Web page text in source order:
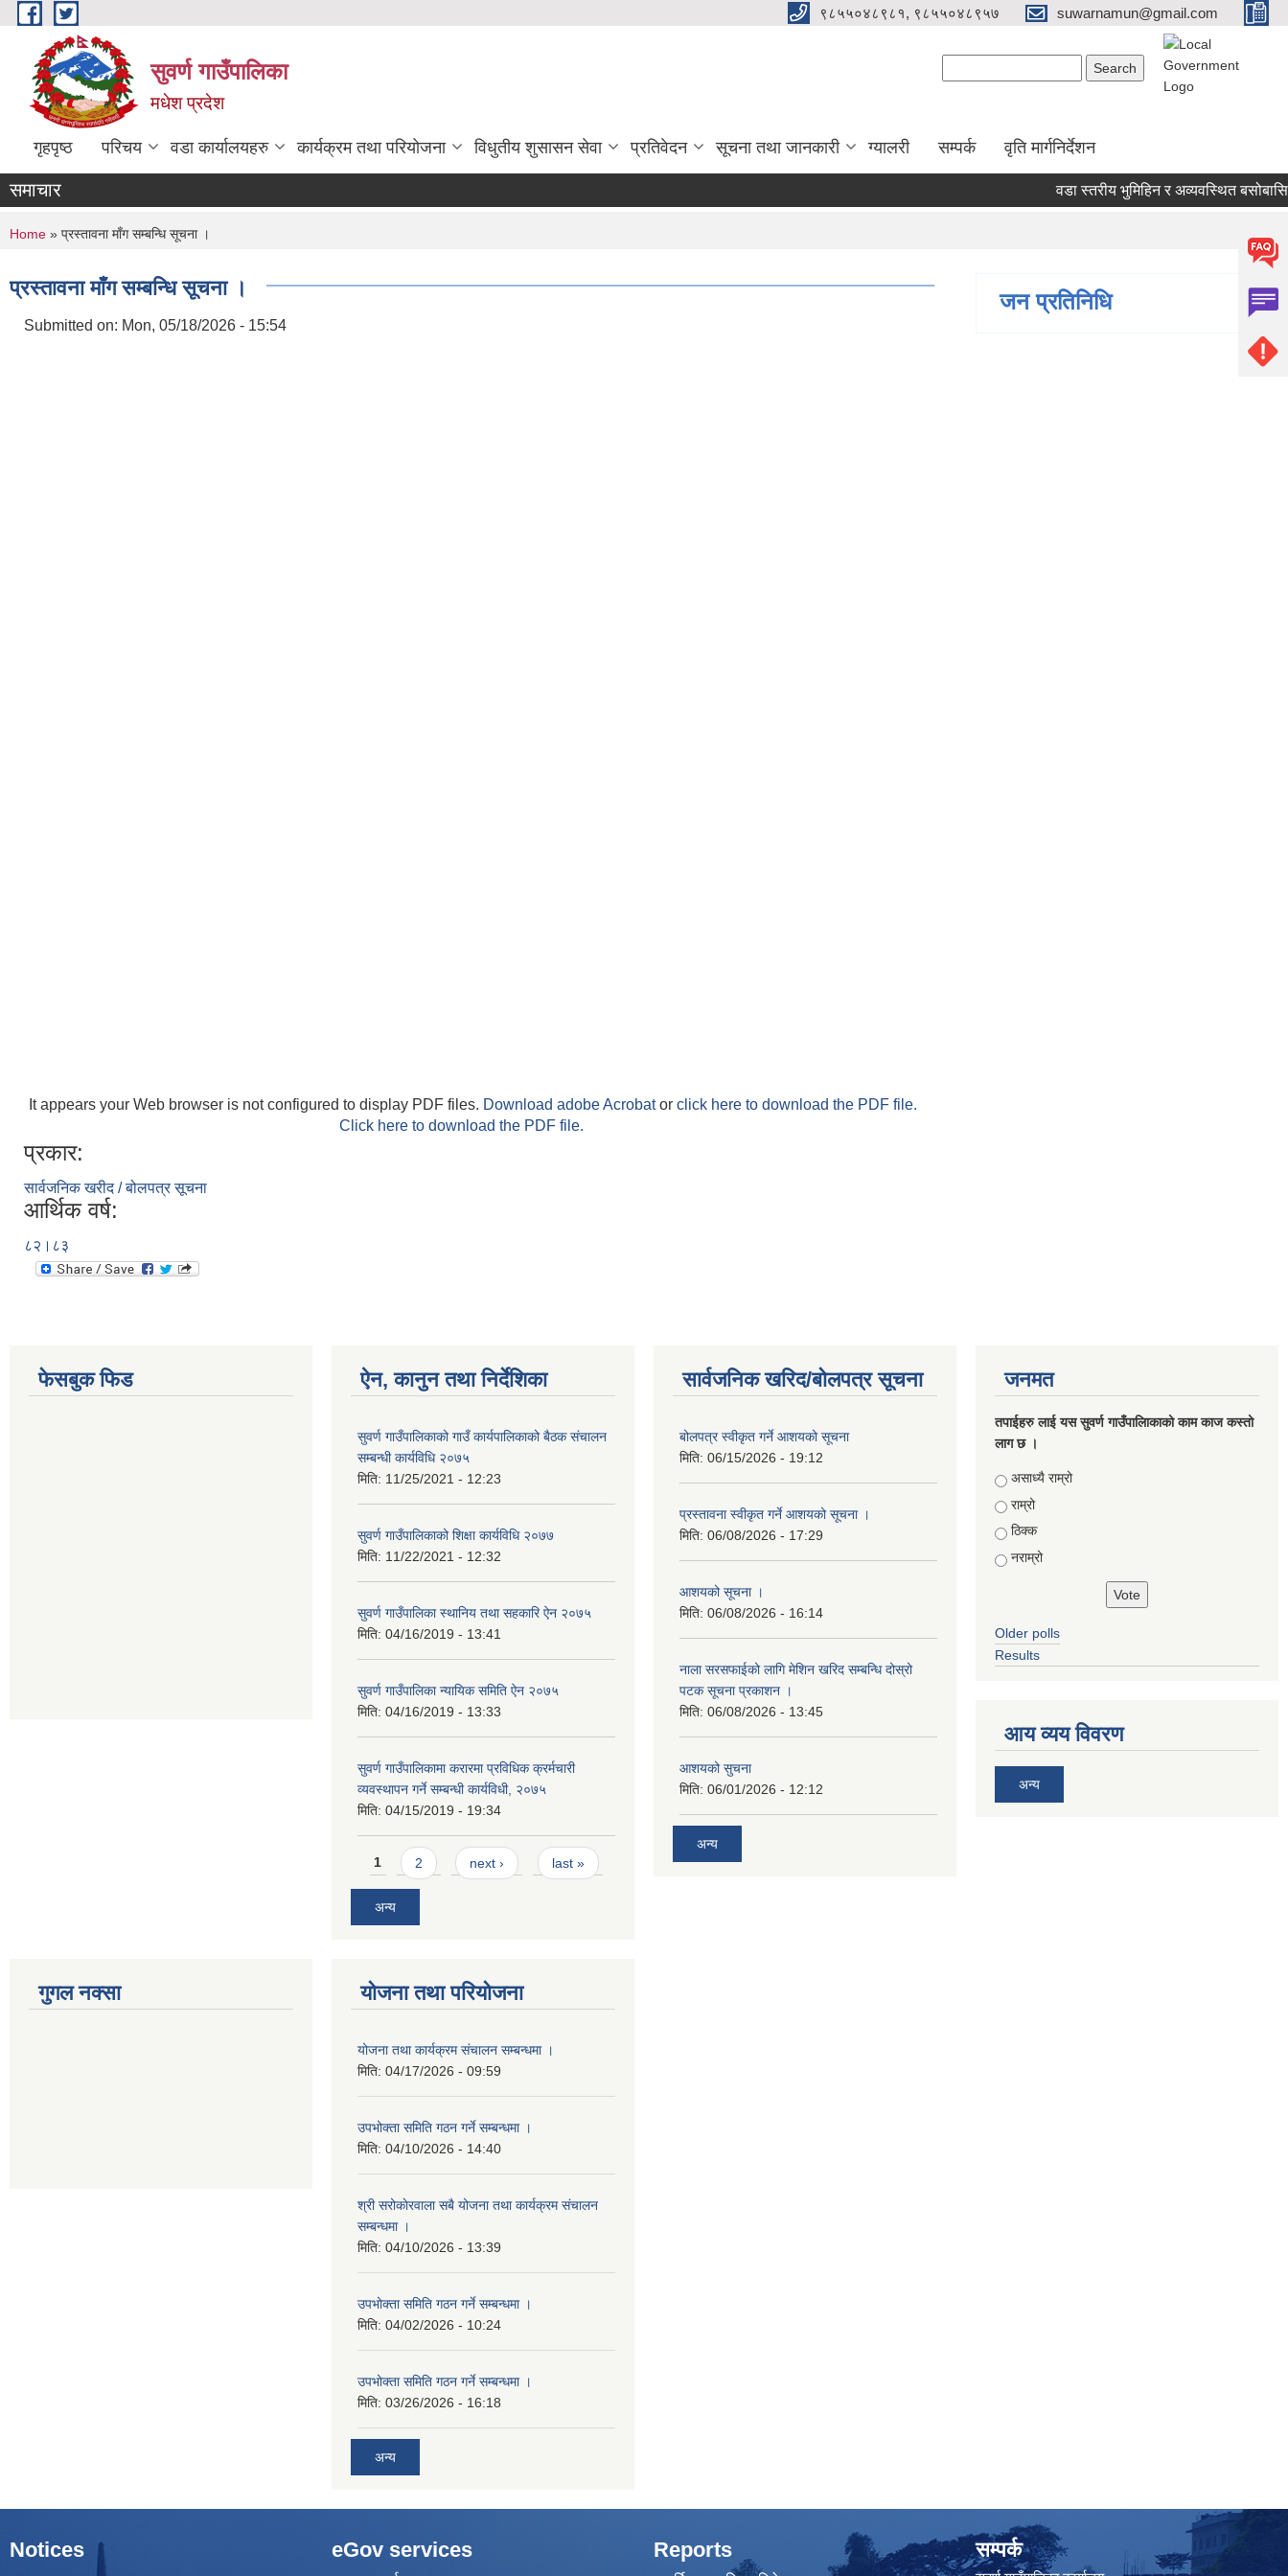
Skip to main content ९८५५०४८९८१, ९८५५०४८९५७ suwarnamun@gmail.com
सुवर्ण गाउँपालिका
मधेश प्रदेश
गृहपृष्ठ परिचय वडा कार्यालयहरु कार्यक्रम तथा परियोजना विधुतीय शुसासन सेवा प्रतिवेदन सूचना तथा जानकारी ग्यालरी सम्पर्क वृति मार्गनिर्देशन
समाचार वडा स्तरीय भुमिहिन र अव्यवस्थित बसोबासि
You are here
Home » प्रस्तावना माँग सम्बन्धि सूचना ।
प्रस्तावना माँग सम्बन्धि सूचना ।
Submitted on: Mon, 05/18/2026 - 15:54
It appears your Web browser is not configured to display PDF files. Download adobe Acrobator click here to download the PDF file.
Click here to download the PDF file.
प्रकार:
सार्वजनिक खरीद / बोलपत्र सूचना
आर्थिक वर्ष:
८२।८३
जन प्रतिनिधि
फेसबुक फिड ऐन, कानुन तथा निर्देशिका
सुवर्ण गाउँपालिकाको गाउँ कार्यपालिकाको बैठक संचालन
सम्बन्धी कार्यविधि २०७५
मिति: 11/25/2021 - 12:23
सुवर्ण गाउँपालिकाको शिक्षा कार्यविधि २०७७
मिति: 11/22/2021 - 12:32
सुवर्ण गाउँपालिका स्थानिय तथा सहकारि ऐन २०७५
मिति: 04/16/2019 - 13:41
सुवर्ण गाउँपालिका न्यायिक समिति ऐन २०७५
मिति: 04/16/2019 - 13:33
सुवर्ण गाउँपालिकामा करारमा प्रविधिक क्रर्मचारी
व्यवस्थापन गर्ने सम्बन्धी कार्यविधी, २०७५
मिति: 04/15/2019 - 19:34
Pages
1 2 next › last »
अन्य
सार्वजनिक खरिद/बोलपत्र सूचना
बोलपत्र स्वीकृत गर्ने आशयको सूचना
मिति: 06/15/2026 - 19:12
प्रस्तावना स्वीकृत गर्ने आशयको सूचना ।
मिति: 06/08/2026 - 17:29
आशयको सूचना ।
मिति: 06/08/2026 - 16:14
नाला सरसफाईको लागि मेशिन खरिद सम्बन्धि दोस्रो
पटक सूचना प्रकाशन ।
मिति: 06/08/2026 - 13:45
आशयको सुचना
मिति: 06/01/2026 - 12:12
अन्य
जनमत
तपाईहरु लाई यस सुवर्ण गाउँपालिाकाको काम काज कस्तो
लाग छ ।
Choices
असाध्यै राम्रो
राम्रो
ठिक्क
नराम्रो
Older polls
Results
आय व्यय विवरण
अन्य
गुगल नक्सा योजना तथा परियोजना
योजना तथा कार्यक्रम संचालन सम्बन्धमा ।
मिति: 04/17/2026 - 09:59
उपभोक्ता समिति गठन गर्ने सम्बन्धमा ।
मिति: 04/10/2026 - 14:40
श्री सरोकाेरवाला सबै योजना तथा कार्यक्रम संचालन
सम्बन्धमा ।
मिति: 04/10/2026 - 13:39
उपभोक्ता समिति गठन गर्ने सम्बन्धमा ।
मिति: 04/02/2026 - 10:24
उपभोक्ता समिति गठन गर्ने सम्बन्धमा ।
मिति: 03/26/2026 - 16:18
अन्य
Notices eGov services Reports सम्पर्क